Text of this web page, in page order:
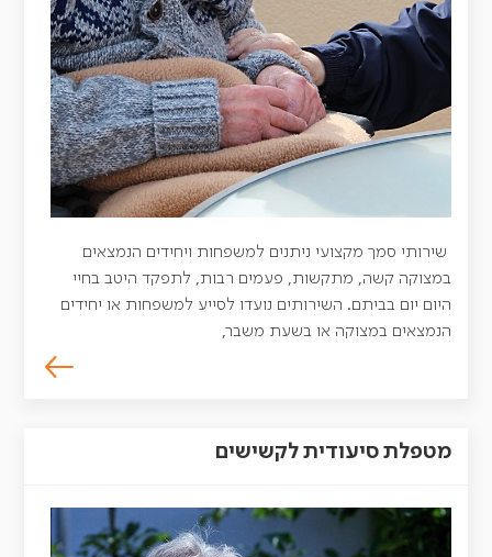
שירותי סמך מקצועי ניתנים למשפחות ויחידים הנמצאים
במצוקה קשה, מתקשות, פעמים רבות, לתפקד היטב בחיי
היום יום בביתם. השירותים נועדו לסייע למשפחות או יחידים
הנמצאים במצוקה או בשעת משבר,
מטפלת סיעודית לקשישים